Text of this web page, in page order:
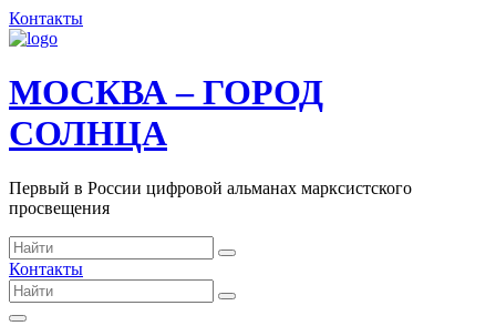
Контакты
МОСКВА – ГОРОД
СОЛНЦА
Первый в России цифровой альманах марксистского
просвещения
Контакты